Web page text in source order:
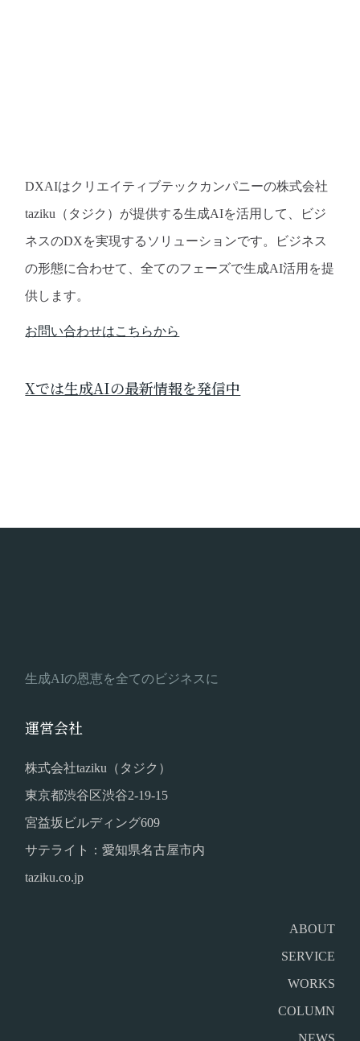
DXAIはクリエイティブテックカンパニーの株式会社
taziku（タジク）が提供する生成AIを活用して、ビジ
ネスのDXを実現するソリューションです。ビジネス
の形態に合わせて、全てのフェーズで生成AI活用を提
供します。
お問い合わせはこちらから
Xでは生成AIの最新情報を発信中
生成AIの恩恵を全てのビジネスに
運営会社
株式会社taziku（タジク）
東京都渋谷区渋谷2-19-15
宮益坂ビルディング609
サテライト：愛知県名古屋市内
taziku.co.jp
ABOUT
SERVICE
WORKS
COLUMN
NEWS